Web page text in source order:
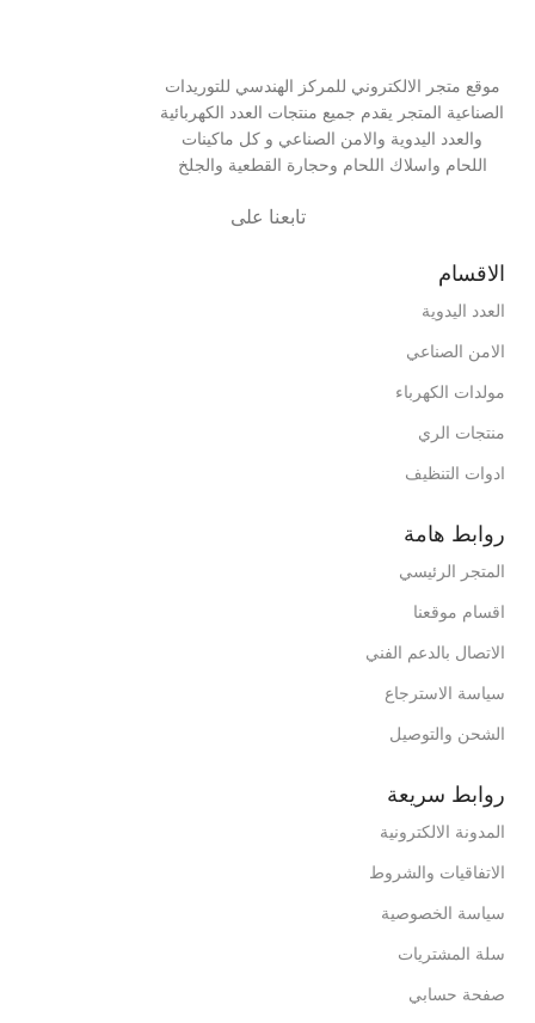
موقع متجر الالكتروني للمركز الهندسي للتوريدات
الصناعية المتجر يقدم جميع منتجات العدد الكهربائية
والعدد اليدوية والامن الصناعي و كل ماكينات
اللحام واسلاك اللحام وحجارة القطعية والجلخ
تابعنا على
الاقسام
العدد اليدوية
الامن الصناعي
مولدات الكهرباء
منتجات الري
ادوات التنظيف
روابط هامة
المتجر الرئيسي
اقسام موقعنا
الاتصال بالدعم الفني
سياسة الاسترجاع
الشحن والتوصيل
روابط سريعة
المدونة الالكترونية
الاتفاقيات والشروط
سياسة الخصوصية
سلة المشتريات
صفحة حسابي